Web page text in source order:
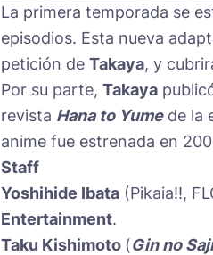
La primera temporada se
episodios. Esta nueva
petición de Takaya, y
Por su parte, Takaya
revista Hana to Yumede la
anime fue estrenada en
Staff
Yoshihide Ibata (Pikaia!!,
Entertainment.
Taku Kishimoto (Gin no Saji